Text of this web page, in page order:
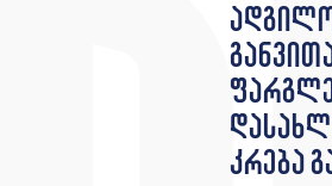
კრება